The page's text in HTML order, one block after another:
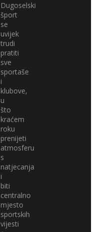
Dugoselski
šport
se
uvijek
trudi
pratiti
sve
sportaše
i
klubove,
u
što
kraćem
roku
prenijeti
atmosferu
s
natjecanja
i
biti
centralno
mjesto
sportskih
vijesti